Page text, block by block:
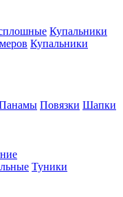
Купальники
Купальники
Повязки Шапки
Туники